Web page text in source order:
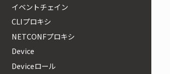
イベントチェイン
CLIプロキシ
NETCONFプロキシ
Device
Deviceロール